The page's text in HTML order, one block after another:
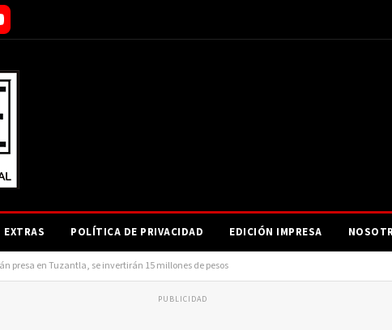
EXTRAS POLÍTICA DE PRIVACIDAD EDICIÓN IMPRESA
presa en Tuzantla, se invertirán 15 millones de pesos
PUBLICIDAD